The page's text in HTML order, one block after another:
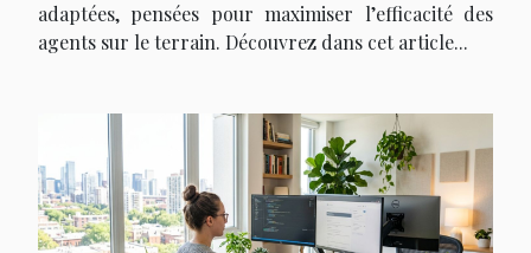
adaptées, pensées pour maximiser l’efficacité des
agents sur le terrain. Découvrez dans cet article...